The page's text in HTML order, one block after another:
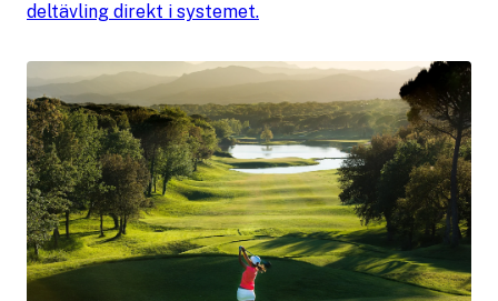
deltävling direkt i systemet.